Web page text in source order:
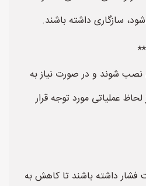
سازگاری داشته باشند.
نصب شوند و در صورت نیاز به
لحاظ عملیاتی مورد توجه قرار
فشار داشته باشند تا کاهش به